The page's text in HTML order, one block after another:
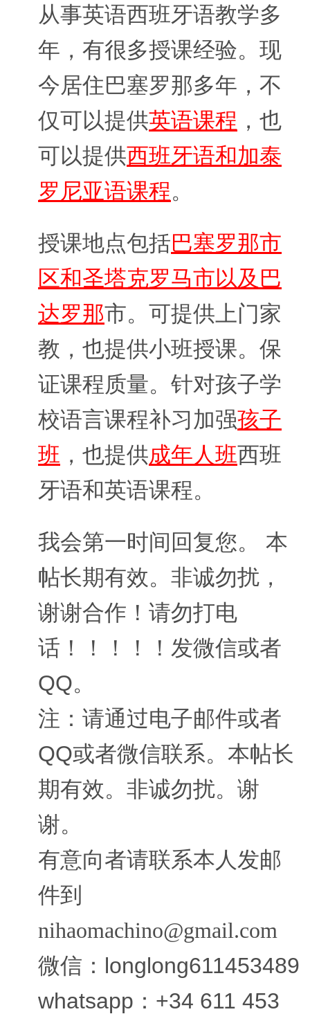
从事英语西班牙语教学多
年，有很多授课经验。现
今居住巴塞罗那多年，不
仅可以提供英语课程 ，也
可以提供西班牙语和加泰
罗尼亚语课程。
授课地点包括巴塞罗那市
区和圣塔克罗马市以及巴
达罗那市。可提供上门家
教，也提供小班授课。保
证课程质量。针对孩子学
校语言课程补习加强孩子
班 ，也提供成年人班西班
牙语和英语课程。
我会第一时间回复您。 本
帖长期有效。非诚勿扰，
谢谢合作！请勿打电
话！！！！！发微信或者
QQ。
注：请通过电子邮件或者
QQ或者微信联系。本帖长
期有效。非诚勿扰。谢
谢。
有意向者请联系本人发邮
件到
nihaomachino@gmail.com
微信：longlong611453489
whatsapp：+34 611 453